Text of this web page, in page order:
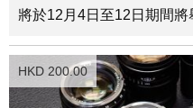
將於12月4日至12日期間將
HKD 200.00